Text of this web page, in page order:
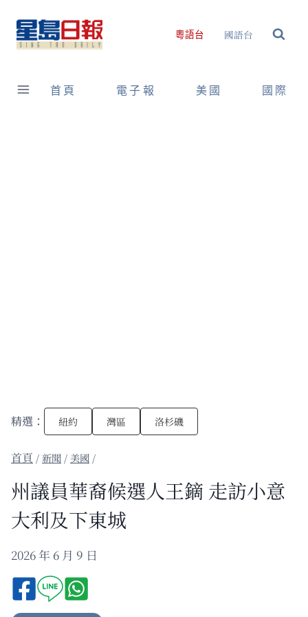
content
粵語台 國語台
首頁 電子報 美國 國際
精選： 紐約 灣區 洛杉磯
/新聞 / 美國 /
州議員華裔候選人王鏑 走訪小意
大利及下東城
2026 年 6 月 9 日